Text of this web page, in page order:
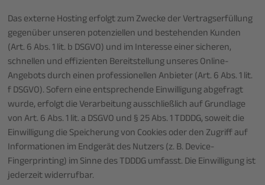
Das externe Hosting erfolgt zum Zwecke der Vertragserfüllung
gegenüber unseren potenziellen und bestehenden Kunden
(Art. 6 Abs. 1 lit. b DSGVO) und im Interesse einer sicheren,
schnellen und effizienten Bereitstellung unseres Online-
Angebots durch einen professionellen Anbieter (Art. 6 Abs. 1 lit.
f DSGVO). Sofern eine entsprechende Einwilligung abgefragt
wurde, erfolgt die Verarbeitung ausschließlich auf Grundlage
von Art. 6 Abs. 1 lit. a DSGVO und § 25 Abs. 1 TDDDG, soweit die
Einwilligung die Speicherung von Cookies oder den Zugriff auf
Informationen im Endgerät des Nutzers (z. B. Device-
Fingerprinting) im Sinne des TDDDG umfasst. Die Einwilligung ist
jederzeit widerrufbar.